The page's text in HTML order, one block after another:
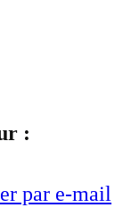
:
par e-mail